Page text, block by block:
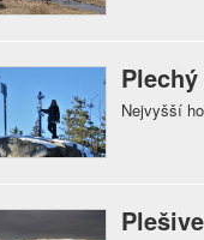
Plechý
Nejvyšší